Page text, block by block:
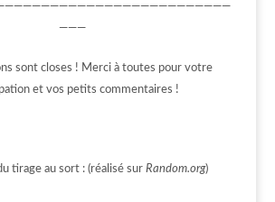
———
sont closes ! Merci à toutes pour votre
et vos petits commentaires !
tirage au sort : (réalisé sur Random.org)